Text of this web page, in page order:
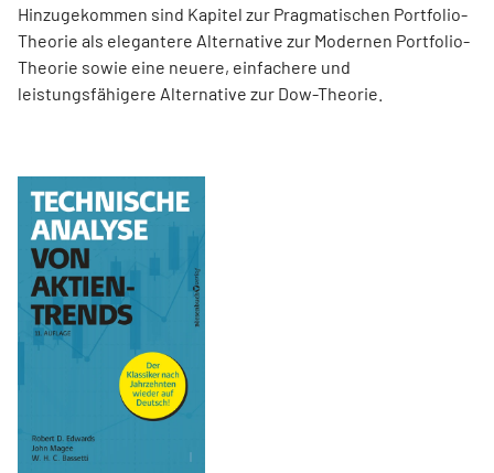
Hinzugekommen sind Kapitel zur Pragmatischen Portfolio-
Theorie als elegantere Alternative zur Modernen Portfolio-
Theorie sowie eine neuere, einfachere und
leistungsfähigere Alternative zur Dow-Theorie.